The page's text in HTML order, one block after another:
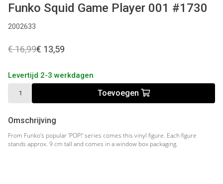
Funko Squid Game Player 001 #1730
2002633
€ 16,99€ 13,59
Levertijd 2-3 werkdagen
Toevoegen
Omschrijving
From Funko's popular 'POP!' series comes this vinyl figure. Each figure
stands approx. 9 cm tall and comes in a window box packaging.